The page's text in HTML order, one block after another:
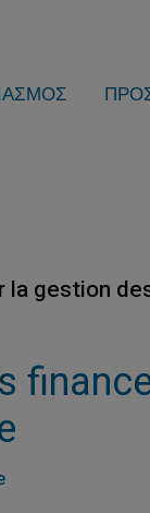
la gestion